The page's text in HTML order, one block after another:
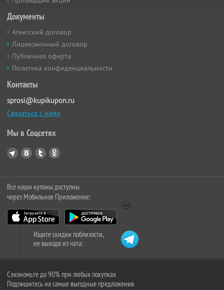
Документы
Агентский договор
Лицензионный договор
Публичная оферта
Политика конфиденциальности
Контакты
sprosi@kupikupon.ru
Связаться с нами
Мы в Соцсетях
Все наши купоны доступны
через Мобильное Приложение:
Ищите скидки поблизости,
не выходя из чата:
Сэкономьте до 90% при любых покупках
Подпишитесь на самые выгодные предложения